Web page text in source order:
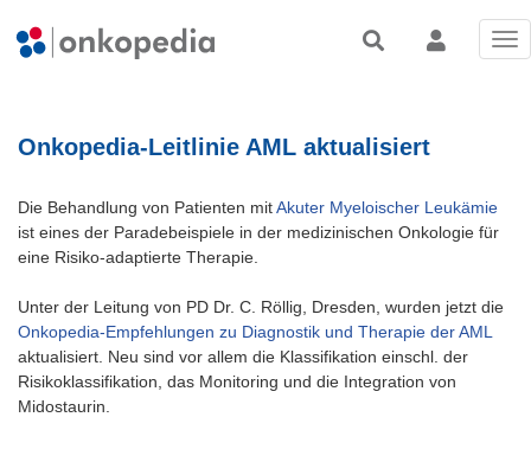
Onkopedia-Leitlinie AML aktualisiert
Die Behandlung von Patienten mitAkuter Myeloischer Leukämie
ist eines der Paradebeispiele in der medizinischen Onkologie für
eine Risiko-adaptierte Therapie.
Unter der Leitung von PD Dr. C. Röllig, Dresden, wurden jetzt die
Onkopedia-Empfehlungen zu Diagnostik und Therapie der AML
aktualisiert. Neu sind vor allem die Klassifikation einschl. der
Risikoklassifikation, das Monitoring und die Integration von
Midostaurin.